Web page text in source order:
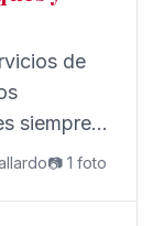
hace de
siempre
crisis📷 1 foto